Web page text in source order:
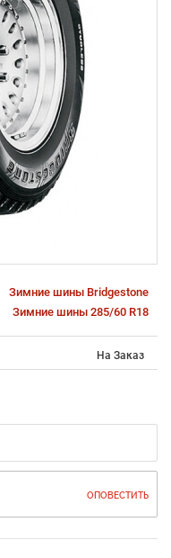
Зимние шины Bridgestone
Зимние шины 285/60 R18
На Заказ
ОПОВЕСТИТЬ